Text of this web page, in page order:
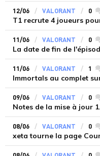
12/06 VALORANT 0
T1 recrute 4 joueurs
11/06 VALORANT 0
La date de fin de
11/06 VALORANT 1
Immortals au complet
09/06 VALORANT 0
Notes de la mise à jour
08/06 VALORANT 0